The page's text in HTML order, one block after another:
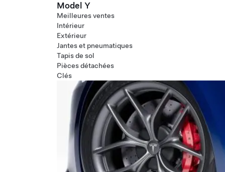
Model Y
Meilleures ventes
Intérieur
Extérieur
Jantes et pneumatiques
Tapis de sol
Pièces détachées
Clés